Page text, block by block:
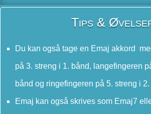
Tips &
Du kan også tage en Emaj akkord
på 3. streng i 1. bånd, langefingeren
bånd og ringefingeren på 5. streng i 2.
Emaj kan også skrives som Emaj7